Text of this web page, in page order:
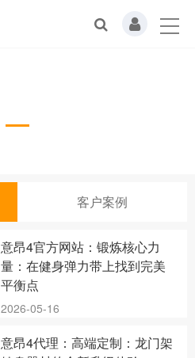
客户案例
意昂4官方网站：锻炼核心力
量：在健身弹力带上找到完美
平衡点
2026-05-16
意昂4代理：高端定制：龙门架